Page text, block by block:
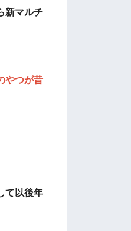
新マルチ
やつが昔
て以後年